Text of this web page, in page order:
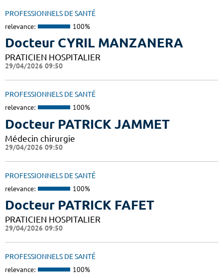
PROFESSIONNELS DE SANTÉ
relevance: 100%
Docteur CYRIL MANZANERA
PRATICIEN HOSPITALIER
29/04/2026 09:50
PROFESSIONNELS DE SANTÉ
relevance: 100%
Docteur PATRICK JAMMET
Médecin chirurgie
29/04/2026 09:50
PROFESSIONNELS DE SANTÉ
relevance: 100%
Docteur PATRICK FAFET
PRATICIEN HOSPITALIER
29/04/2026 09:50
PROFESSIONNELS DE SANTÉ
relevance: 100%